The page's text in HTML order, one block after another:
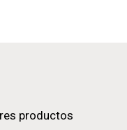
productos